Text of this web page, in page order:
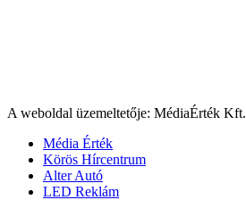
A weboldal üzemeltetője: MédiaÉrték Kft.
Média Érték
Körös Hírcentrum
Alter Autó
LED Reklám